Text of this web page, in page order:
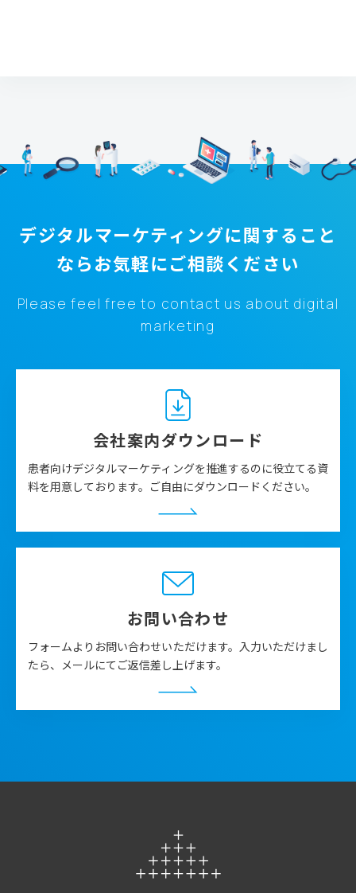
「一人ひとりが最適な治
療を選択できる医療」を目指す姿に掲げ、患者団体と協
ての製品価値最大化」、「患者さんのリテラシー向上の
為の疾患啓発」、「患者さんの医療参画のアドボカシー
になります。
そして取組みを進めていく上で基本となるのが、 「相互
理解を促進するためのコミュニケーション」 です。どの
ようにコミュニケーションを図るか、どのように社内の
者団体・患者さんとの対話（①）
からアンケートなどではなかなか見えない
会課題を洗い出します（②） 。そして
デジタルマーケティングに関すること
ならお気軽にご相談ください
Please feel free to contact us about digital
marketing
会社案内ダウンロード
患者向けデジタルマーケティングを推進するのに役立てる資
料を用意しております。ご自由にダウンロードください。
お問い合わせ
フォームよりお問い合わせいただけます。入力いただけまし
たら、メールにてご返信差し上げます。